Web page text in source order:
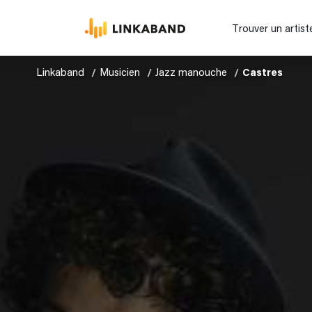
Trouver un
Linkaband Musicien Jazz manouche Castres